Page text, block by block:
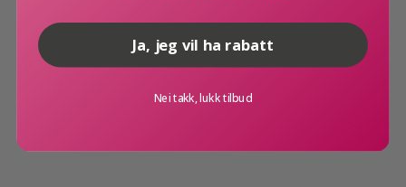
Menu
Ja, jeg vil ha rabatt
Nei takk, lukk tilbud